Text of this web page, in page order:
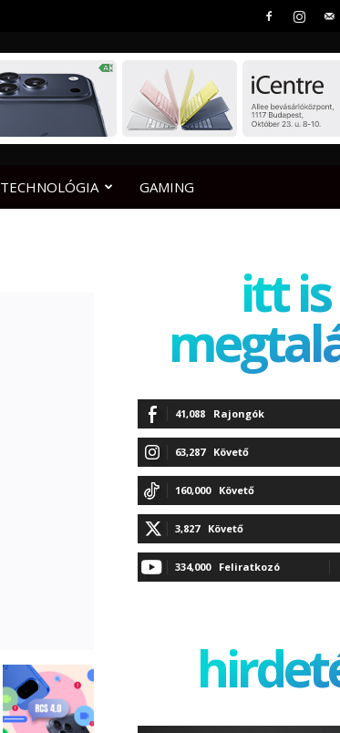
TECHNOLÓGIA GAMING
itt is
41,088 Rajongók
63,287 Követő
160,000 Követő
3,827 Követő
334,000 Feliratkozó